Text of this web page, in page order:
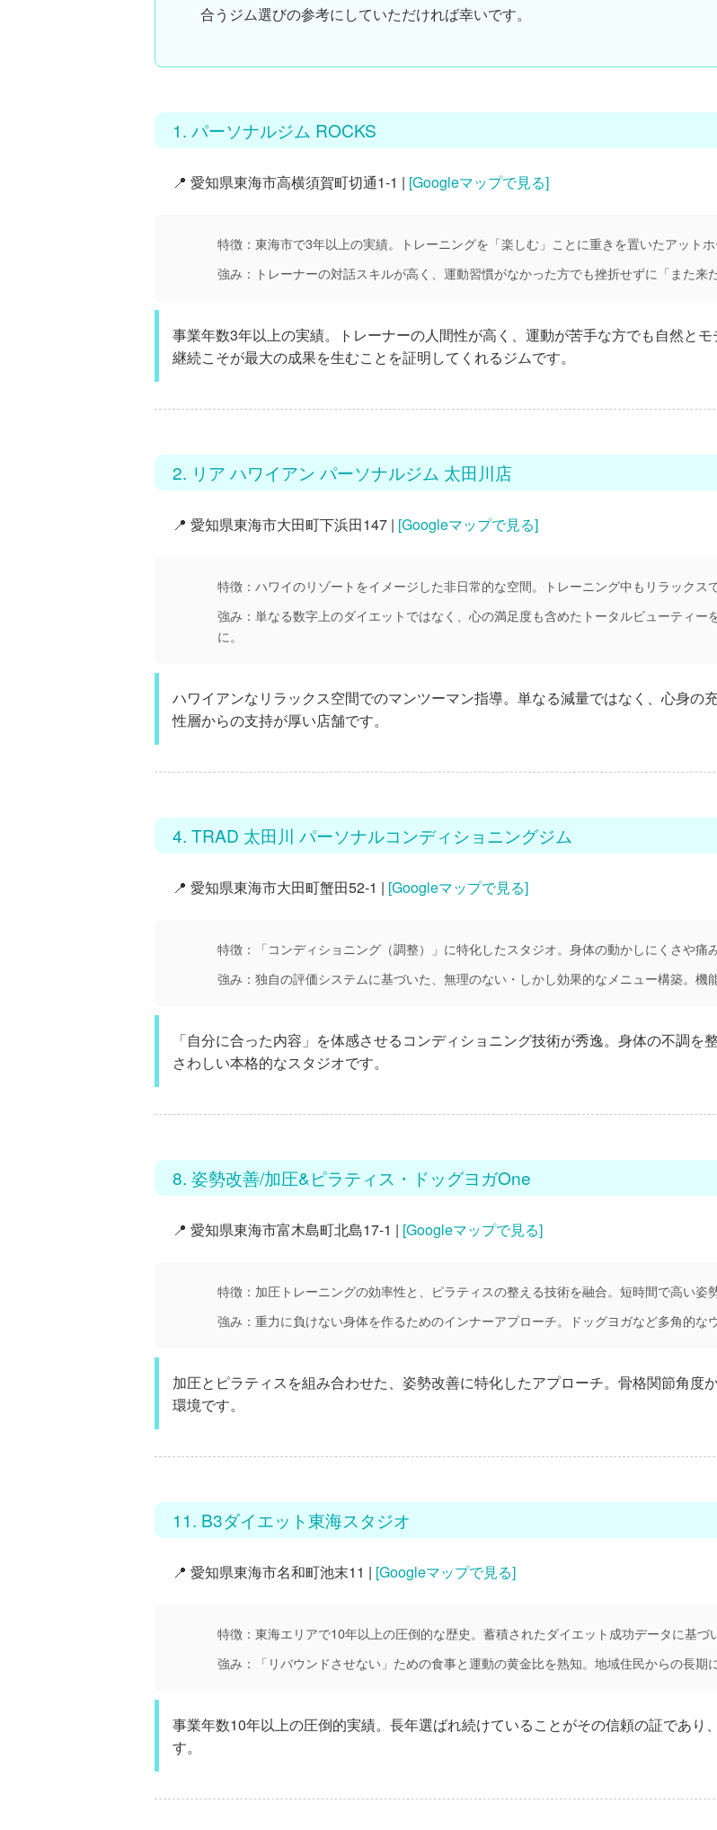
合うジム選びの参考にしていただければ幸いです。
1. パーソナルジム ROCKS
📍 愛知県東海市高横須賀町切通1-1 | [Googleマップで見る]
特徴： 東海市で3年以上の実績。トレーニングを「楽しむ」ことに重きを置いたアットホ
強み： トレーナーの対話スキルが高く、運動習慣がなかった方でも挫折せずに「また来
事業年数3年以上の実績。トレーナーの人間性が高く、運動が苦手な方でも自然と
継続こそが最大の成果を生むことを証明してくれるジムです。
2. リア ハワイアン パーソナルジム 太田川店
📍 愛知県東海市大田町下浜田147 | [Googleマップで見る]
特徴： ハワイのリゾートをイメージした非日常的な空間。トレーニング中もリラックス
強み： 単なる数字上のダイエットではなく、心の満足度も含めたトータルビューティ
に。
ハワイアンなリラックス空間でのマンツーマン指導。単なる減量ではなく、心身の
性層からの支持が厚い店舗です。
4. TRAD 太田川 パーソナルコンディショニングジム
📍 愛知県東海市大田町蟹田52-1 | [Googleマップで見る]
特徴：
「コンディショニング（調整）」に特化したスタジオ。身体の動かしにくさや痛
強み： 独自の評価システムに基づいた、無理のない・しかし効果的なメニュー構築。機
「自分に合った内容」を体感させるコンディショニング技術が秀逸。身体の不調
さわしい本格的なスタジオです。
8. 姿勢改善/加圧&ピラティス・ドッグヨガOne
📍 愛知県東海市富木島町北島17-1 | [Googleマップで見る]
特徴： 加圧トレーニングの効率性と、ピラティスの整える技術を融合。短時間で高い姿
強み： 重力に負けない身体を作るためのインナーアプローチ。ドッグヨガなど多角的な
加圧とピラティスを組み合わせた、姿勢改善に特化したアプローチ。骨格関節角度
環境です。
11. B3ダイエット東海スタジオ
📍 愛知県東海市名和町池末11 | [Googleマップで見る]
特徴： 東海エリアで10年以上の圧倒的な歴史。蓄積されたダイエット成功データに基づ
強み：
「リバウンドさせない」ための食事と運動の黄金比を熟知。地域住民からの長期
事業年数10年以上の圧倒的実績。長年選ばれ続けていることがその信頼の証であり
す。